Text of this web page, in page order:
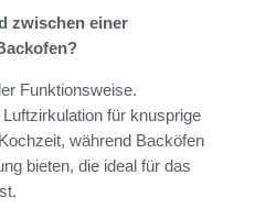
zwischen einer
Funktionsweise.
für knusprige
während Backöfen
bieten, die ideal für das